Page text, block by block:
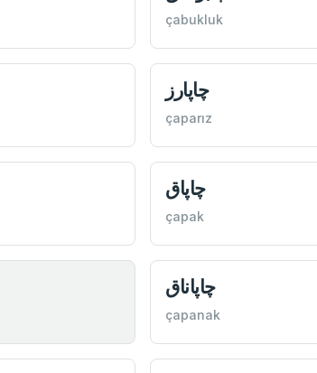
çabukluk
چاپارز
çaparız
چاپاق
çapak
چاپاناق
çapanak